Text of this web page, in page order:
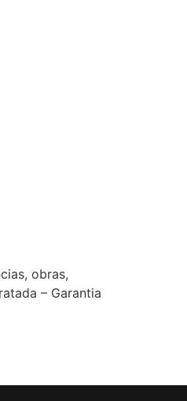
obras,
– Garantia